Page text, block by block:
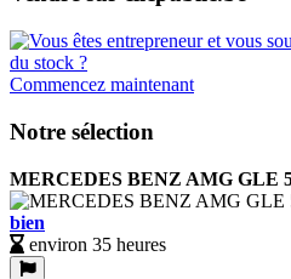
Commencez maintenant
Notre sélection
MERCEDES BENZ AMG GLE
bien
environ 35 heures